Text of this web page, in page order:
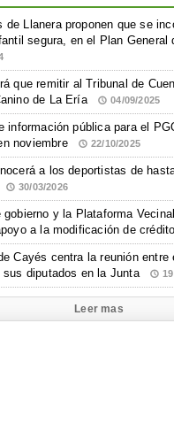
de Llanera proponen que se
segura, en el Plan General
que remitir al Tribunal de
de La Ería
04/09/2025
información pública para el
noviembre
22/10/2025
a los deportistas de
30/03/2026
gobierno y la Plataforma
a la modificación de crédito
Cayés centra la reunión entre
sus diputados en la Junta
Leer mas